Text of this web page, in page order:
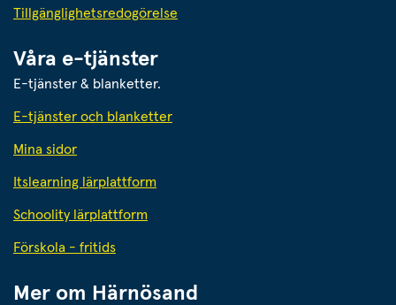
Tillgänglighetsredogörelse
Våra e-tjänster
E-tjänster & blanketter.
E-tjänster och blanketter
Mina sidor
Itslearning lärplattform
Schoolity lärplattform
Förskola - fritids
Mer om Härnösand